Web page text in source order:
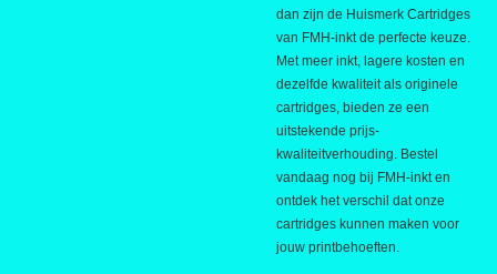
dan zijn de Huismerk Cartridges
van FMH-inkt de perfecte keuze.
Met meer inkt, lagere kosten en
dezelfde kwaliteit als originele
cartridges, bieden ze een
uitstekende prijs-
kwaliteitverhouding. Bestel
vandaag nog bij FMH-inkt en
ontdek het verschil dat onze
cartridges kunnen maken voor
jouw printbehoeften.